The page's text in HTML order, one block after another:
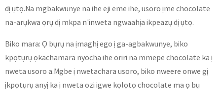
dị ụtọ.Na mgbakwunye na ihe eji eme ihe, usoro ịme chocolate
na-arụkwa ọrụ dị mkpa n'inweta ngwaahịa ikpeazụ dị ụtọ.
Biko mara: Ọ bụrụ na ịmaghị ego ị ga-agbakwunye, biko
kpọtụrụ ọkachamara nyocha ihe oriri na mmepe chocolate ka ị
nweta usoro a.Mgbe ị nwetachara usoro, biko nweere onwe gị
ịkpọtụrụ anyị ka ị nweta ozi igwe kọlọtọ chocolate ma ọ bụ